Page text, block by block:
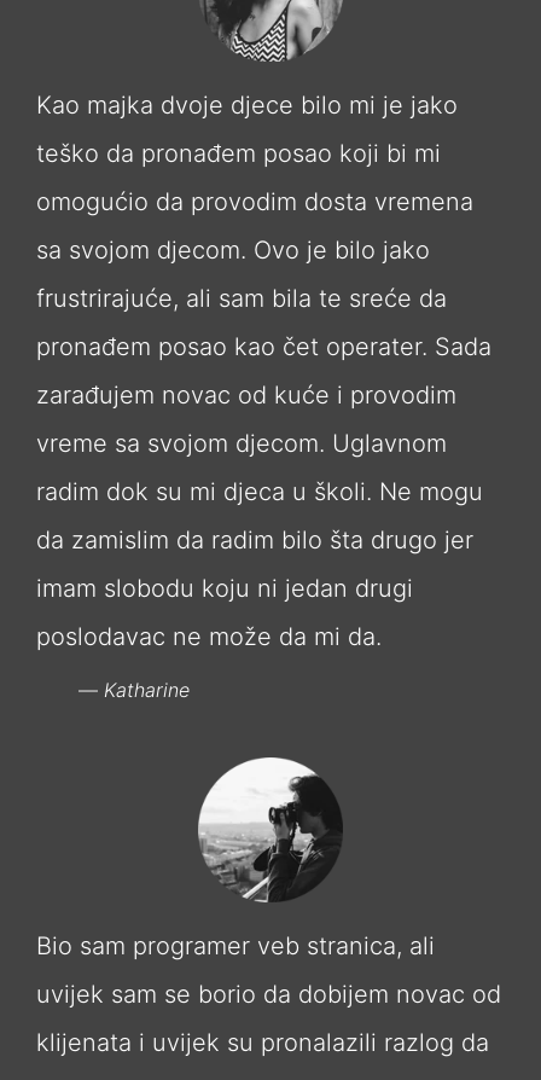
Kao majka dvoje djece bilo mi je jako
teško da pronađem posao koji bi mi
omogućio da provodim dosta vremena
sa svojom djecom. Ovo je bilo jako
frustrirajuće, ali sam bila te sreće da
pronađem posao kao čet operater. Sada
zarađujem novac od kuće i provodim
vreme sa svojom djecom. Uglavnom
radim dok su mi djeca u školi. Ne mogu
da zamislim da radim bilo šta drugo jer
imam slobodu koju ni jedan drugi
poslodavac ne može da mi da.
Katharine
Bio sam programer veb stranica, ali
uvijek sam se borio da dobijem novac od
klijenata i uvijek su pronalazili razlog da